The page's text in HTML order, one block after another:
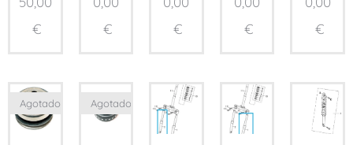
€
€
€
€
€
Agotado Agotado